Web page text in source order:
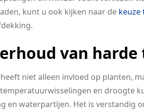
kunt u ook kijken naar de keuze
van
niet alleen invloed op planten,
en droogte
en waterpartijen. Het is verstandig